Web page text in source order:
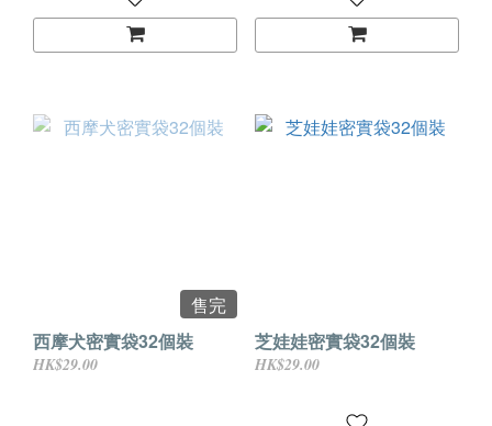
售完
西摩犬密實袋32個裝
HK$29.00
芝娃娃密實袋32個裝
HK$29.00